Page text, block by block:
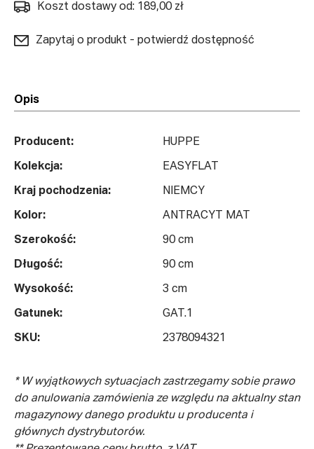
Koszt dostawy od: 189,00 zł
Zapytaj o produkt - potwierdź dostępność
Opis
Producent: HUPPE
Kolekcja: EASYFLAT
Kraj pochodzenia: NIEMCY
Kolor: ANTRACYT MAT
Szerokość: 90 cm
Długość: 90 cm
Wysokość: 3 cm
Gatunek: GAT.1
SKU: 2378094321
* W wyjątkowych sytuacjach zastrzegamy sobie prawo
do anulowania zamówienia ze względu na aktualny stan
magazynowy danego produktu u producenta i
głównych dystrybutorów.